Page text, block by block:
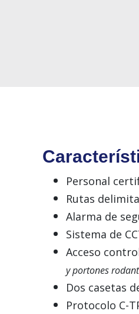
Personal
Rutas
Alarma de
Sistema de
Acceso
y portones
Dos casetas
Protocolo C-